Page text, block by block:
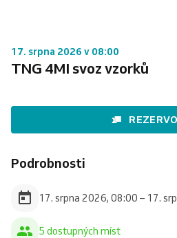
17. srpna 2026 v 08:00
TNG 4MI svoz vzorků
Podrobnosti
17. srpna 2026, 08:00 – 17.
5 dostupných míst